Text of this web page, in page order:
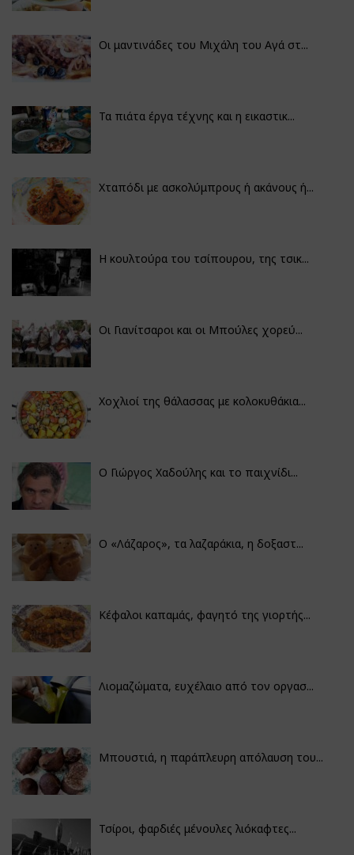
Οι μαντινάδες του Μιχάλη του Αγά στ...
Τα πιάτα έργα τέχνης και η εικαστικ...
Χταπόδι με ασκολύμπρους ή ακάνους ή...
Η κουλτούρα του τσίπουρου, της τσικ...
Οι Γιανίτσαροι και οι Μπούλες χορεύ...
Χοχλιοί της θάλασσας με κολοκυθάκια...
Ο Γιώργος Χαδούλης και το παιχνίδι...
Ο «Λάζαρος», τα λαζαράκια, η δοξαστ...
Κέφαλοι καπαμάς, φαγητό της γιορτής...
Λιομαζώματα, ευχέλαιο από τον οργασ...
Μπουστιά, η παράπλευρη απόλαυση του...
Τσίροι, φαρδιές μένουλες λιόκαφτες...